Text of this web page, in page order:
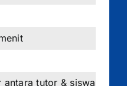
tutor & siswa